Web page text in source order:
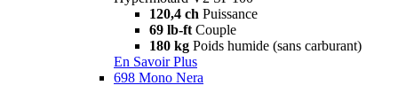
120,4 ch Puissance
69 lb-ft Couple
180 kg Poids humide (sans carburant)
En Savoir Plus
698 Mono Nera